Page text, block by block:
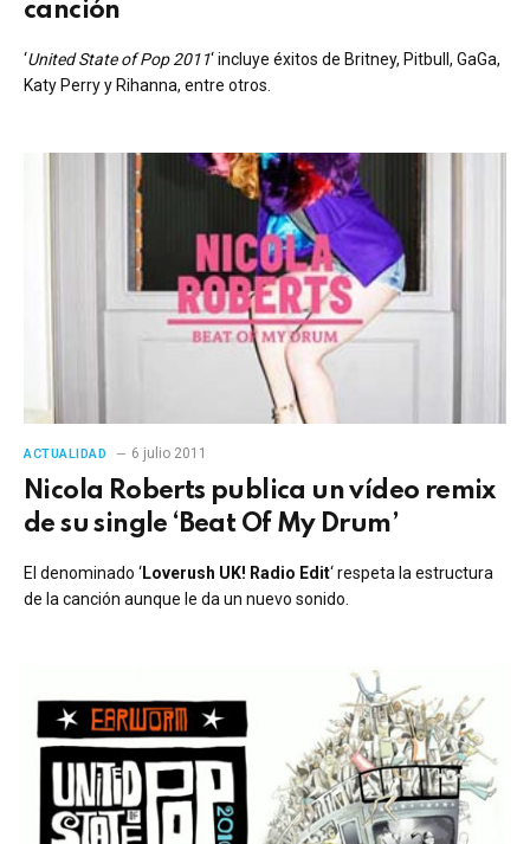
canción
‘United State of Pop 2011‘ incluye éxitos de Britney, Pitbull, GaGa,
Katy Perry y Rihanna, entre otros.
ACTUALIDAD 6 julio 2011
Nicola Roberts publica un vídeo remix
de su single ‘Beat Of My Drum’
El denominado ‘Loverush UK! Radio Edit‘ respeta la estructura
de la canción aunque le da un nuevo sonido.